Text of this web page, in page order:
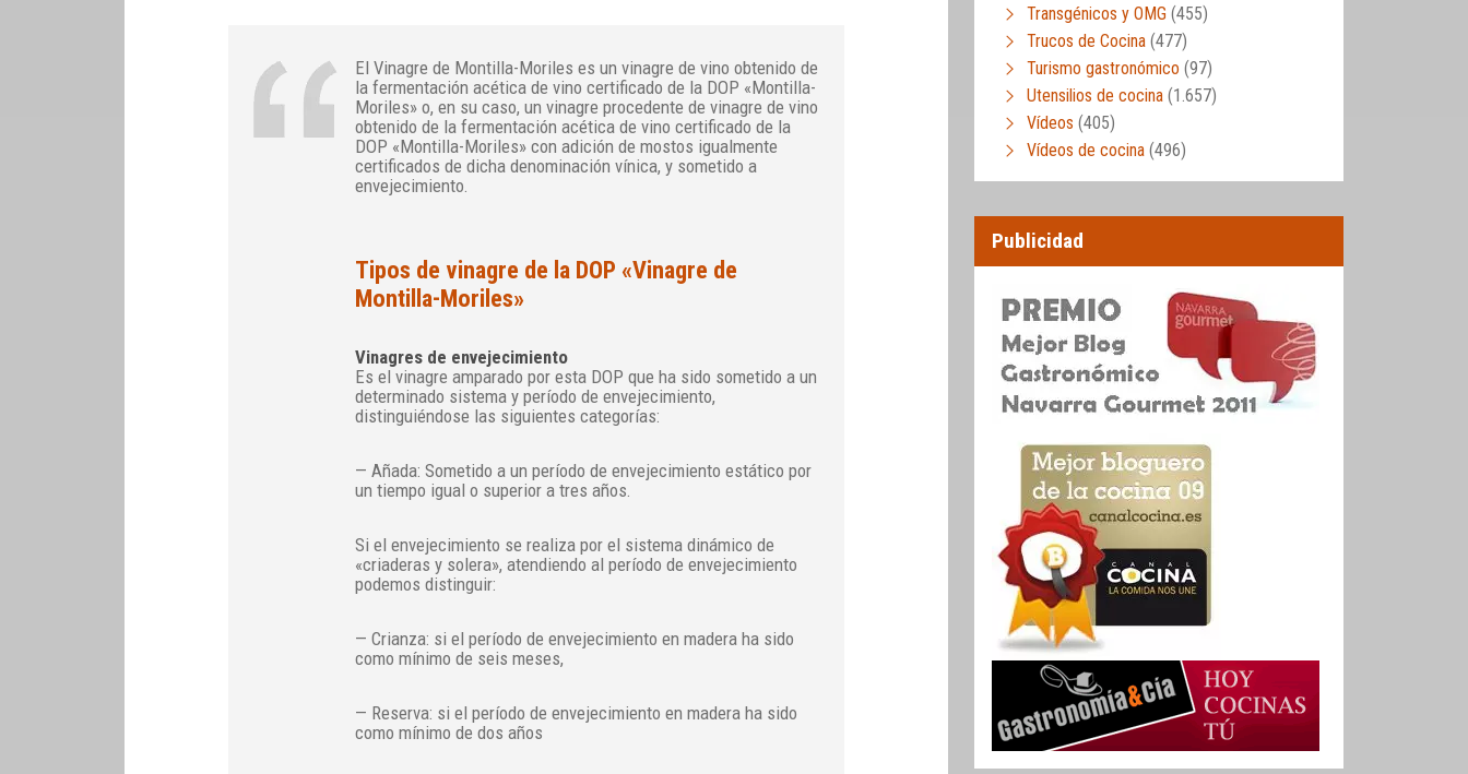
El Vinagre de Montilla-Moriles es un vinagre de vino obtenido de
la fermentación acética de vino certificado de la DOP «Montilla-
Moriles» o, en su caso, un vinagre procedente de vinagre de vino
obtenido de la fermentación acética de vino certificado de la
DOP «Montilla-Moriles» con adición de mostos igualmente
certificados de dicha denominación vínica, y sometido a
envejecimiento.
Tipos de vinagre de la DOP «Vinagre de
Montilla-Moriles»
Vinagres de envejecimiento
Es el vinagre amparado por esta DOP que ha sido sometido a un
determinado sistema y período de envejecimiento,
distinguiéndose las siguientes categorías:
— Añada: Sometido a un período de envejecimiento estático por
un tiempo igual o superior a tres años.
Si el envejecimiento se realiza por el sistema dinámico de
«criaderas y solera», atendiendo al período de envejecimiento
podemos distinguir:
— Crianza: si el período de envejecimiento en madera ha sido
como mínimo de seis meses,
— Reserva: si el período de envejecimiento en madera ha sido
como mínimo de dos años
Transgénicos y OMG (455)
Trucos de Cocina (477)
Turismo gastronómico (97)
Utensilios de cocina (1.657)
Vídeos (405)
Vídeos de cocina (496)
Publicidad